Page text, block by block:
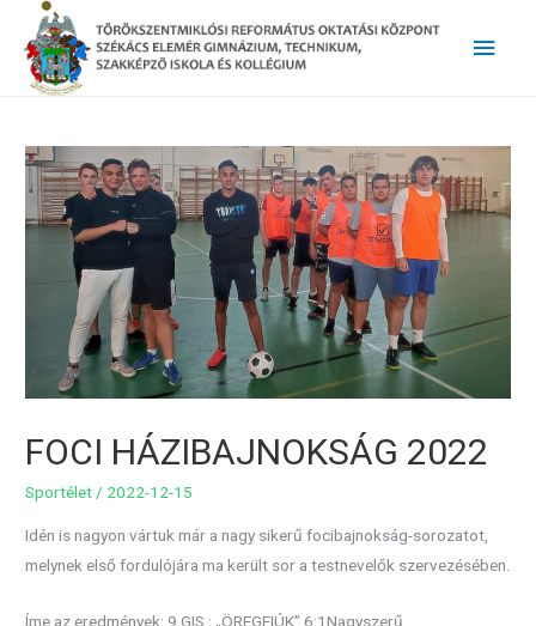
Main
FOCI HÁZIBAJNOKSÁG 2022
Sportélet/ 2022-12-15
Idén is nagyon vártuk már a nagy sikerű focibajnokság-sorozatot,
melynek első fordulójára ma került sor a testnevelők szervezésében.
Íme az eredmények: 9.GIS : „ÖREGFIÚK” 6:1Nagyszerű